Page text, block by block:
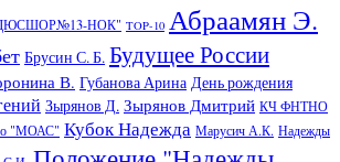
НОК" TOP-10 Абраамян Э.
Брусин С. Б. Будущее России
В. Губанова Арина День рождения
Зырянов Д. Зырянов Дмитрий КЧ ФНТНО
"МОАС" Кубок Надежда Марусич А.К. Надежды